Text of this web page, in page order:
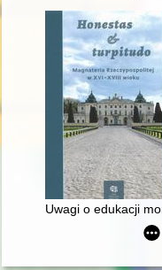
Uwagi o edukacji